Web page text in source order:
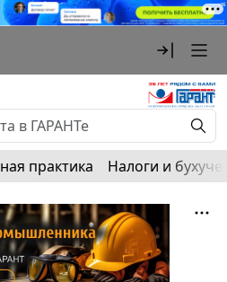
практика Налоги и